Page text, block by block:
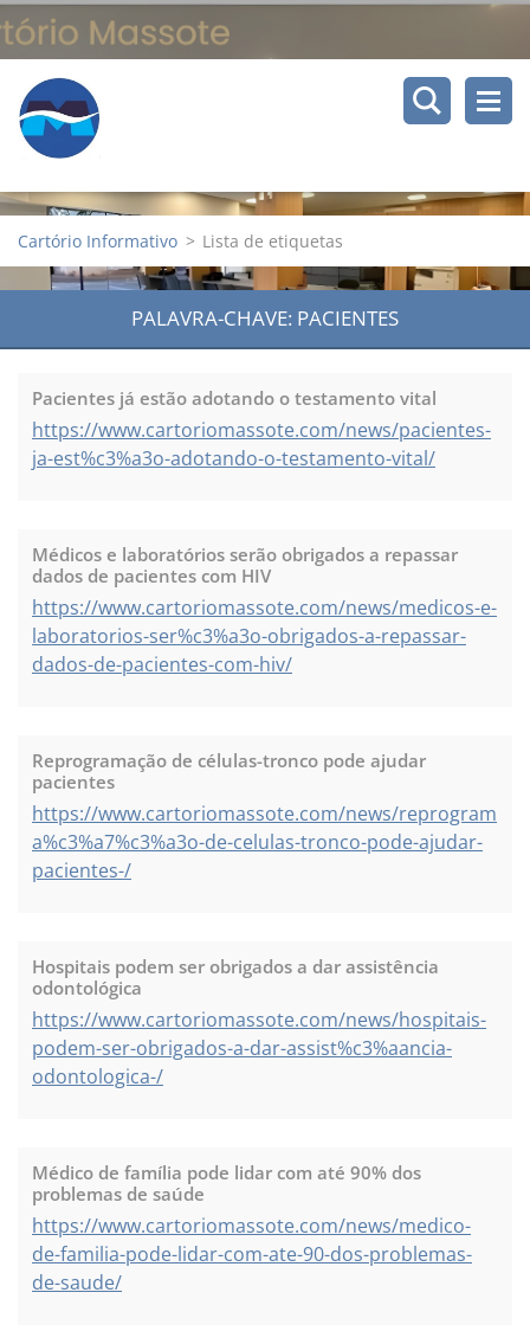
Cartório Informativo > Lista de etiquetas
PALAVRA-CHAVE: PACIENTES
Pacientes já estão adotando o testamento vital
https://www.cartoriomassote.com/news/pacientes-
ja-est%c3%a3o-adotando-o-testamento-vital/
Médicos e laboratórios serão obrigados a repassar
dados de pacientes com HIV
https://www.cartoriomassote.com/news/medicos-e-
laboratorios-ser%c3%a3o-obrigados-a-repassar-
dados-de-pacientes-com-hiv/
Reprogramação de células-tronco pode ajudar
pacientes
https://www.cartoriomassote.com/news/reprogram
a%c3%a7%c3%a3o-de-celulas-tronco-pode-ajudar-
pacientes-/
Hospitais podem ser obrigados a dar assistência
odontológica
https://www.cartoriomassote.com/news/hospitais-
podem-ser-obrigados-a-dar-assist%c3%aancia-
odontologica-/
Médico de família pode lidar com até 90% dos
problemas de saúde
https://www.cartoriomassote.com/news/medico-
de-familia-pode-lidar-com-ate-90-dos-problemas-
de-saude/